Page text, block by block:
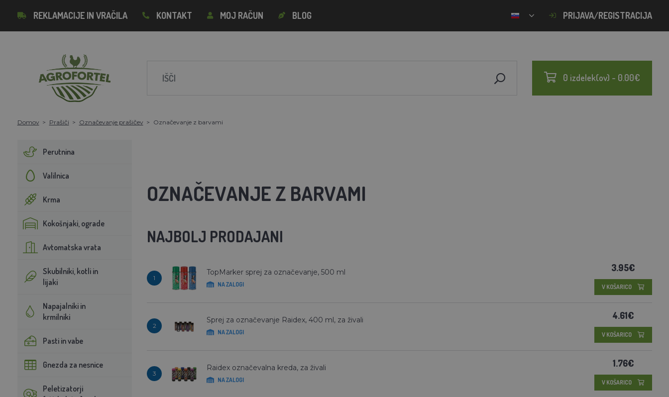
REKLAMACIJE IN VRAČILA KONTAKT MOJ RAČUN BLOG PRIJAVA/REGISTRACIJA
0 izdelek(ov) - 0.00€
Domov Prašiči Označevanje prašičev Označevanje z barvami
Perutnina
Valilnica
Krma
Kokošnjaki, ograde
Avtomatska vrata
Skubilniki, kotli in
lijaki
Napajalniki in
krmilniki
Pasti in vabe
Gnezda za nesnice
Peletizatorji
OZNAČEVANJE Z BARVAMI
NAJBOLJ PRODAJANI
1
TopMarker sprej za označevanje, 500 ml
NA ZALOGI
3.95€
V KOŠARICO
2
Sprej za označevanje Raidex, 400 ml, za živali
NA ZALOGI
4.61€
V KOŠARICO
3
Raidex označevalna kreda, za živali
NA ZALOGI
1.76€
V KOŠARICO